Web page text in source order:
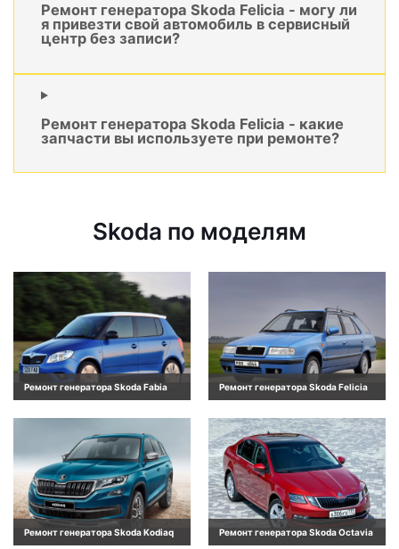
Ремонт генератора Skoda Felicia - могу ли
я привезти свой автомобиль в сервисный
центр без записи?
Ремонт генератора Skoda Felicia - какие
запчасти вы используете при ремонте?
Skoda по моделям
Ремонт генератора Skoda Fabia Ремонт генератора Skoda Felicia
Ремонт генератора Skoda Kodiaq Ремонт генератора Skoda Octavia